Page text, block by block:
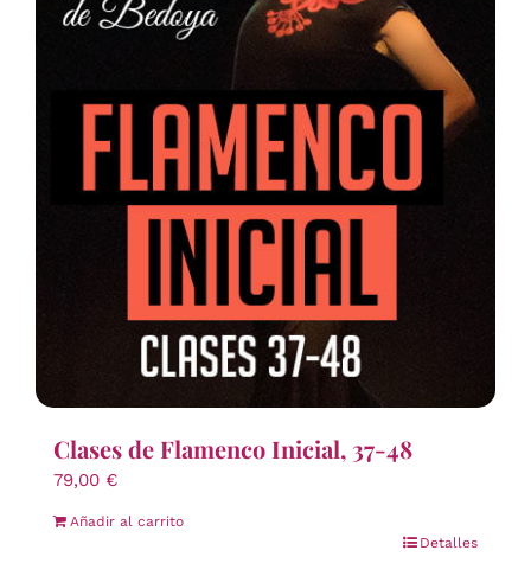
Clases de Flamenco Inicial, 37-48
79,00 €
Añadir al carrito
Detalles